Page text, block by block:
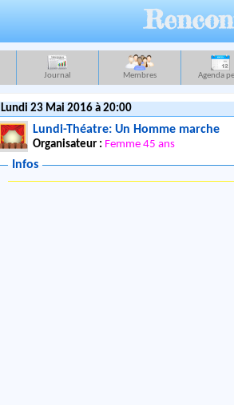
Journal Membres Agenda
Lundi 23 Mai 2016 à 20:00
Lundi-Théatre: Un Homme marche
Organisateur : Femme 45 ans
Infos